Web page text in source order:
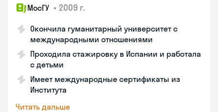
МосГУ • 2009 г.
Окончила гуманитарный университет с
международными отношениями
Проходила стажировку в Испании и работала
с детьми
Имеет международные сертификаты из
Института
Читать дальше